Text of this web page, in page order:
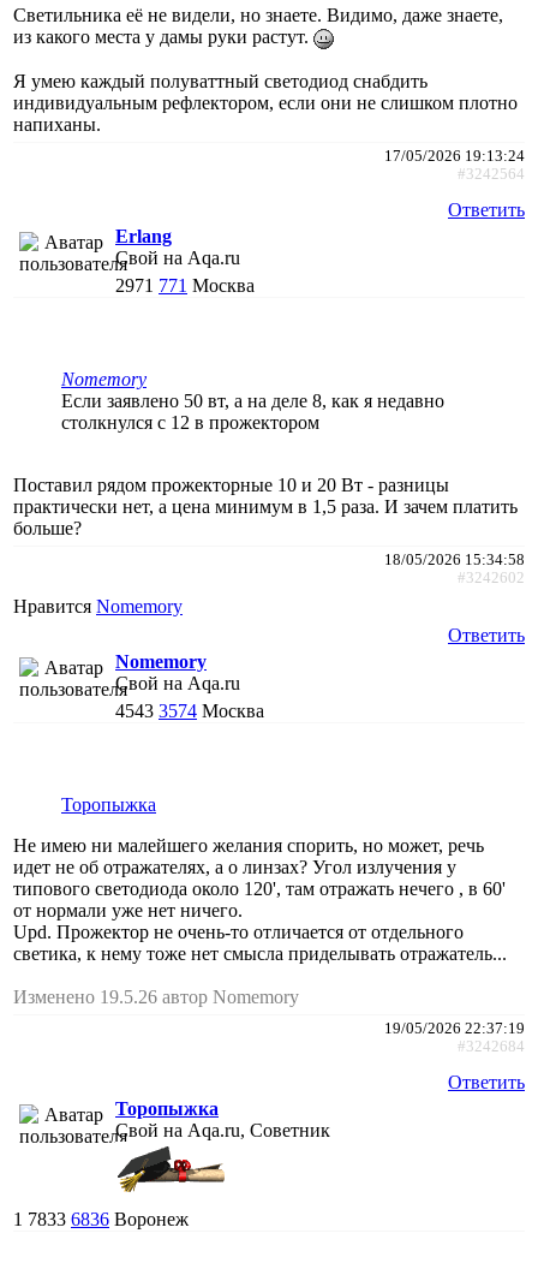
Светильника её не видели, но знаете. Видимо, даже знаете,
из какого места у дамы руки растут.
Я умею каждый полуваттный светодиод снабдить
индивидуальным рефлектором, если они не слишком плотно
напиханы.
17/05/2026 19:13:24
#3242564
Ответить
Erlang
Свой на Aqa.ru
2971 771 Москва
Nomemory
Если заявлено 50 вт, а на деле 8, как я недавно
столкнулся с 12 в прожектором
Поставил рядом прожекторные 10 и 20 Вт - разницы
практически нет, а цена минимум в 1,5 раза. И зачем платить
больше?
18/05/2026 15:34:58
#3242602
Нравится Nomemory
Ответить
Nomemory
Свой на Aqa.ru
4543 3574 Москва
Торопыжка
Не имею ни малейшего желания спорить, но может, речь
идет не об отражателях, а о линзах? Угол излучения у
типового светодиода около 120', там отражать нечего , в 60'
от нормали уже нет ничего.
Upd. Прожектор не очень-то отличается от отдельного
светика, к нему тоже нет смысла приделывать отражатель...
Изменено 19.5.26 автор Nomemory
19/05/2026 22:37:19
#3242684
Ответить
Торопыжка
Свой на Aqa.ru, Советник
1 7833 6836 Воронеж